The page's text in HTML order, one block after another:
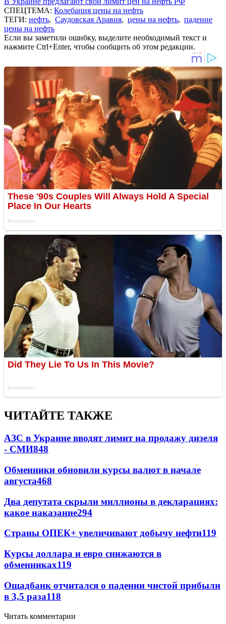
СПЕЦТЕМА: Колебания цены на нефть
ТЕГИ: нефть, Саудовская Аравия, цены на нефть, падение
цены на нефть
Если вы заметили ошибку, выделите необходимый текст и
нажмите Ctrl+Enter, чтобы сообщить об этом редакции.
ЧИТАЙТЕ ТАКЖЕ
АЗС в Украине вводят лимит на продажу дизеля
- СМИ848
Обменники обновили курсы валют в начале
августа468
Два депутата скрыли миллионы в декларациях:
какое наказание294
Страны ОПЕК+ увеличивают добычу нефти119
Курсы доллара и евро снижаются в
обменниках119
Ощадбанк отчитался о падении чистой прибыли
в 3,5 раза118
Читать комментарии